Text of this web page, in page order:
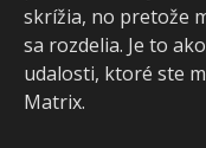
skrížia, no pretože
sa rozdelia. Je to
udalosti, ktoré ste
Matrix.